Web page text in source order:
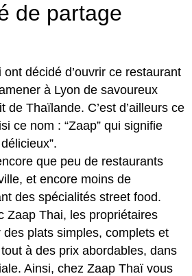
de partage
décidé d’ouvrir ce restaurant
à Lyon de savoureux
de Thaïlande. C’est d’ailleurs ce
ce nom : “Zaap” qui signifie
que peu de restaurants
et encore moins de
des spécialités street food.
Zaap Thai, les propriétaires
plats simples, complets et
à des prix abordables, dans
Ainsi, chez Zaap Thaï vous